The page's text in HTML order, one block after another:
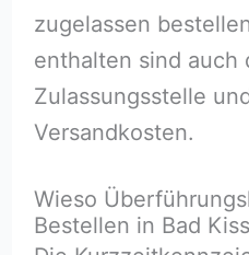
zugelassen
enthalten sind auch
Zulassungsstelle
Versandkosten.
Wieso
Bestellen in Bad